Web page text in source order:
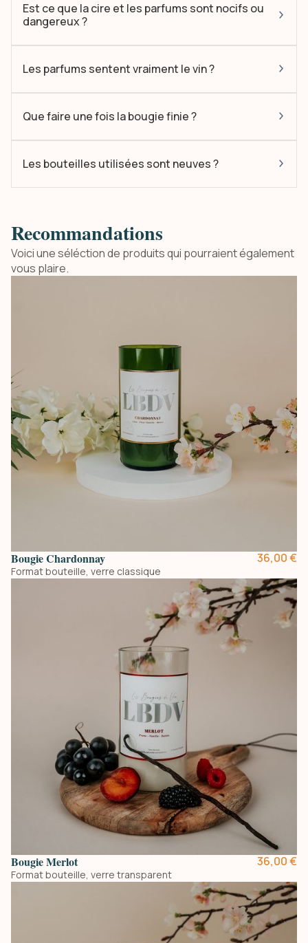
Est ce que la cire et les parfums sont nocifs ou
dangereux ?
Les parfums sentent vraiment le vin ?
Que faire une fois la bougie finie ?
Les bouteilles utilisées sont neuves ?
Recommandations
Voici une séléction de produits qui pourraient également
vous plaire.
Bougie Chardonnay 36,00 €
Format bouteille, verre classique
Bougie Merlot 36,00 €
Format bouteille, verre transparent